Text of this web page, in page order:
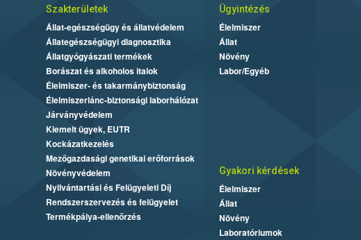
Szakterületek
Állat-egészségügy és állatvédelem
Állategészségügyi diagnosztika
Állatgyógyászati termékek
Borászat és alkoholos italok
Élelmiszer- és takarmánybiztonság
Élelmiszerlánc-biztonsági laborhálózat
Járványvédelem
Kiemelt ügyek, EUTR
Kockázatkezelés
Mezőgazdasági genetikai erőforrások
Növényvédelem
Nyilvántartási és Felügyeleti Díj
Rendszerszervezés és felügyelet
Termékpálya-ellenőrzés
Ügyintézés
Élelmiszer
Állat
Növény
Labor/Egyéb
Gyakori kérdések
Élelmiszer
Állat
Növény
Laboratóriumok